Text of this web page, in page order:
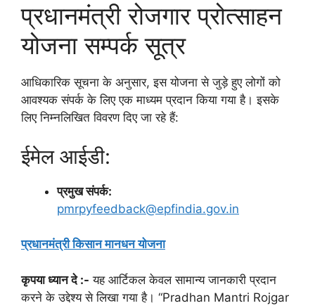
प्रधानमंत्री रोजगार प्रोत्साहन
योजना सम्पर्क सूत्र
आधिकारिक सूचना के अनुसार, इस योजना से जुड़े हुए लोगों को
आवश्यक संपर्क के लिए एक माध्यम प्रदान किया गया है। इसके
लिए निम्नलिखित विवरण दिए जा रहे हैं:
ईमेल आईडी:
प्रमुख संपर्क:
pmrpyfeedback@epfindia.gov.in
प्रधानमंत्री किसान मानधन योजना
कृपया ध्यान दे :- यह आर्टिकल केवल सामान्य जानकारी प्रदान
करने के उद्देश्य से लिखा गया है। “Pradhan Mantri Rojgar